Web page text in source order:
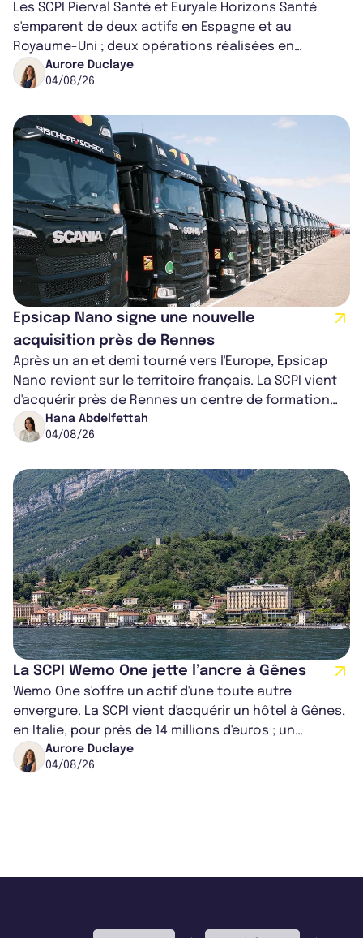
Les SCPI Pierval Santé et Euryale Horizons Santé
s'emparent de deux actifs en Espagne et au
Royaume-Uni ; deux opérations réalisées en
partenariat. Ces co-acquisitions permettent a...
Aurore Duclaye
04/08/26
Epsicap Nano signe une nouvelle
acquisition près de Rennes
Après un an et demi tourné vers l'Europe, Epsicap
Nano revient sur le territoire français. La SCPI vient
d'acquérir près de Rennes un centre de formation
pour conducteurs poids lou...
Hana Abdelfettah
04/08/26
La SCPI Wemo One jette l’ancre à Gênes
Wemo One s'offre un actif d'une toute autre
envergure. La SCPI vient d'acquérir un hôtel à Gênes,
en Italie, pour près de 14 millions d'euros ; un
montant qui fait entorse avec ses...
Aurore Duclaye
04/08/26